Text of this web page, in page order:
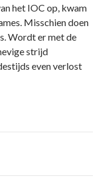
het IOC op, kwam
Misschien doen
Wordt er met de
strijd
even verlost